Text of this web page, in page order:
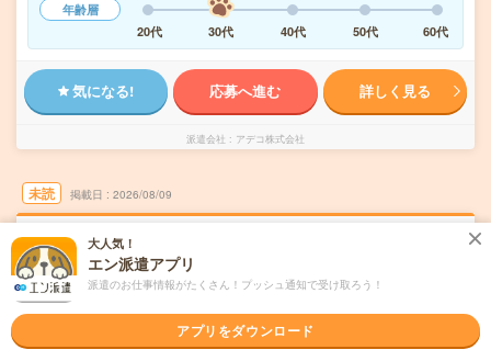
年齢層
20代
30代 40代 50代 60代
気になる! 応募へ進む 詳しく見る
派遣会社 アデコ株式会社
未読 掲載日 2026/08/09
【正社員実績有】サポートメイン！人間関係
GOOD！簡単事務＊
交通費別途支給あり
勤務地
大阪市西区
大人気！
エン派遣アプリ
派遣のお仕事情報がたくさん！プッシュ通知で受け取ろう！
アプリをダウンロード